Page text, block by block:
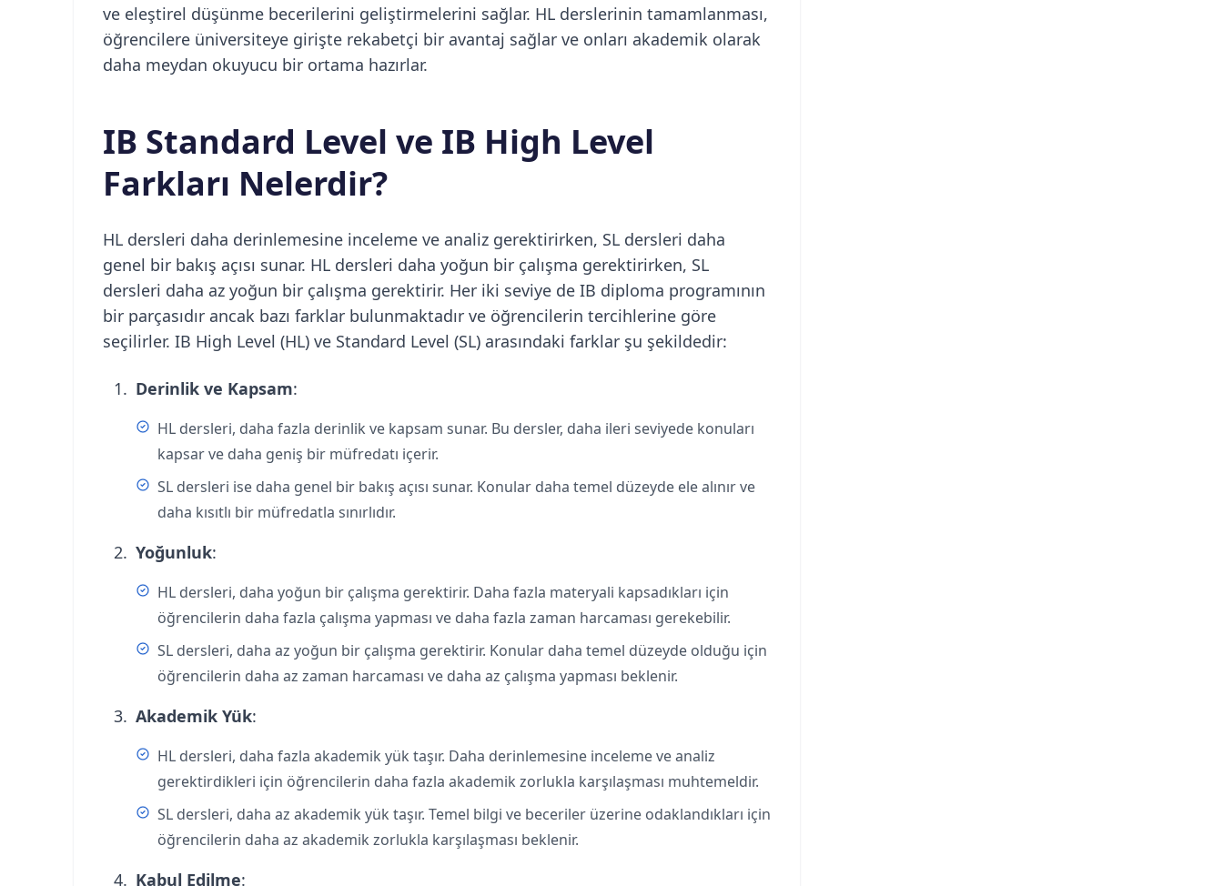
ve eleştirel düşünme becerilerini geliştirmelerini sağlar. HL derslerinin tamamlanması,
öğrencilere üniversiteye girişte rekabetçi bir avantaj sağlar ve onları akademik olarak
daha meydan okuyucu bir ortama hazırlar.
IB Standard Level ve IB High Level
Farkları Nelerdir?
HL dersleri daha derinlemesine inceleme ve analiz gerektirirken, SL dersleri daha
genel bir bakış açısı sunar. HL dersleri daha yoğun bir çalışma gerektirirken, SL
dersleri daha az yoğun bir çalışma gerektirir. Her iki seviye de IB diploma programının
bir parçasıdır ancak bazı farklar bulunmaktadır ve öğrencilerin tercihlerine göre
seçilirler. IB High Level (HL) ve Standard Level (SL) arasındaki farklar şu şekildedir:
Derinlik ve Kapsam:
HL dersleri, daha fazla derinlik ve kapsam sunar. Bu dersler, daha ileri seviyede konuları
kapsar ve daha geniş bir müfredatı içerir.
SL dersleri ise daha genel bir bakış açısı sunar. Konular daha temel düzeyde ele alınır ve
daha kısıtlı bir müfredatla sınırlıdır.
Yoğunluk:
HL dersleri, daha yoğun bir çalışma gerektirir. Daha fazla materyali kapsadıkları için
öğrencilerin daha fazla çalışma yapması ve daha fazla zaman harcaması gerekebilir.
SL dersleri, daha az yoğun bir çalışma gerektirir. Konular daha temel düzeyde olduğu için
öğrencilerin daha az zaman harcaması ve daha az çalışma yapması beklenir.
Akademik Yük:
HL dersleri, daha fazla akademik yük taşır. Daha derinlemesine inceleme ve analiz
gerektirdikleri için öğrencilerin daha fazla akademik zorlukla karşılaşması muhtemeldir.
SL dersleri, daha az akademik yük taşır. Temel bilgi ve beceriler üzerine odaklandıkları için
öğrencilerin daha az akademik zorlukla karşılaşması beklenir.
Kabul Edilme: